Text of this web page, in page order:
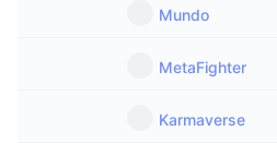
Mundo
MetaFighter
Karmaverse